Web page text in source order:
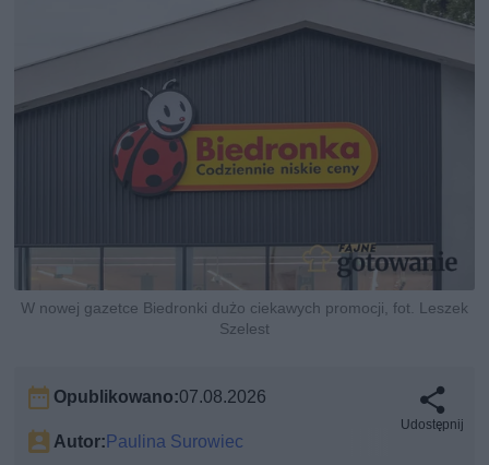
W nowej gazetce Biedronki dużo ciekawych promocji, fot. Leszek
Szelest
Opublikowano:07.08.2026
Autor: Paulina Surowiec
Udostępnij